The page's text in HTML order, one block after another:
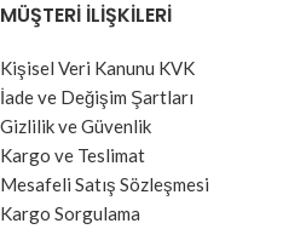
MÜŞTERI İLIŞKILERI
Kişisel Veri Kanunu KVK
İade ve Değişim Şartları
Gizlilik ve Güvenlik
Kargo ve Teslimat
Mesafeli Satış Sözleşmesi
Kargo Sorgulama